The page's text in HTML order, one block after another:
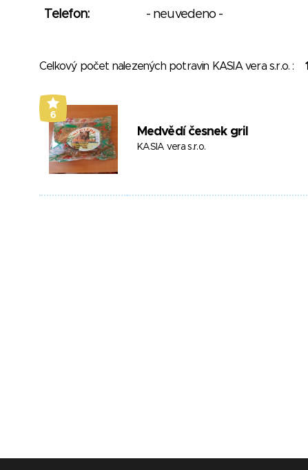
Telefon:
- neuvedeno -
Celkový počet nalezených potravin KASIA vera s.r.o. :1
6
Medvědí česnek gril
KASIA vera s.r.o.